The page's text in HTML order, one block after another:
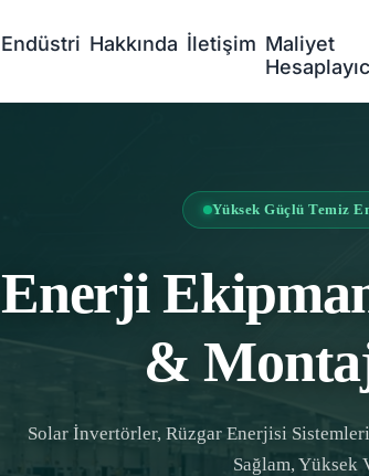
Endüstri Hakkında İletişim Maliyet
Yüksek Güçlü Temiz
Enerji
&
Solar İnvertörler, Rüzgar Enerjisi
Sağlam, Yüksek